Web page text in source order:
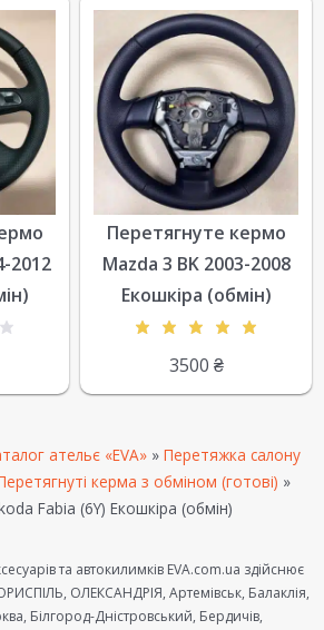
2012
Перетягнуте кермо
Mazda 3 BK 2003-2008
Екошкіра (обмін)
3500 ₴
ательє «EVA» » Перетяжка салону
керма з обміном (готові) »
Fabia (6Y) Екошкіра (обмін)
та автокилимків EVA.com.ua здійснює
ОЛЕКСАНДРІЯ, Артемівськ, Балаклія,
Білгород-Дністровський, Бердичів,